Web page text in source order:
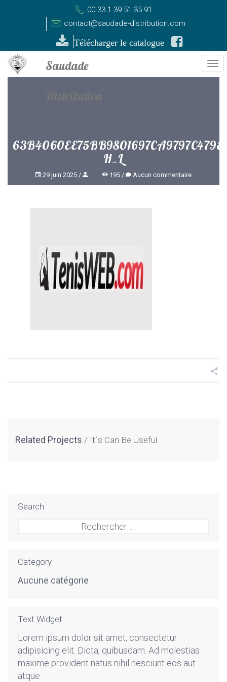
00 33 1 39 51 35 91
contact@saudade-distribution.com
Télécharger le catalogue
H_L
29 juin 2025 195 Aucun commentaire
Related Projects It`s Can Be Useful
Search
Category
Aucune catégorie
Text Widget
Lorem ipsum dolor sit amet, consectetur
adipisicing elit. Dicta, quibusdam. Ad molestias
maxime provident natus nihil nesciunt eos aut
atque.